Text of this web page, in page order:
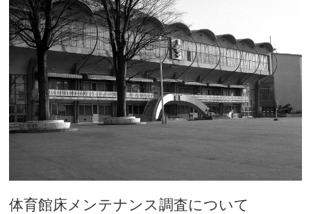
体育館床メンテナンス調査について